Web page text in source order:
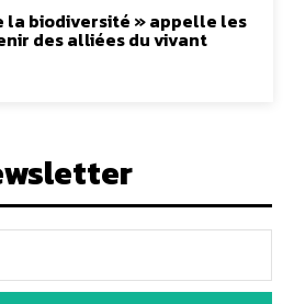
la biodiversité » appelle les
des alliées du vivant